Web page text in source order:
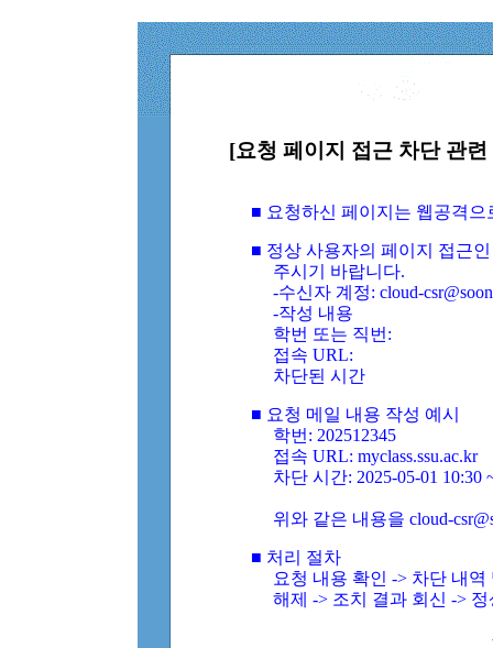
[요청 페이지 접근 차단 관
■ 요청하신 페이지는 웹공격
■ 정상 사용자의 페이지 접근
주시기 바랍니다.
-수신자 계정: cloud-
-작성 내용
학번 또는 직번:
접속 URL:
차단된 시간
■ 요청 메일 내용 작성 예시
학번: 202512345
접속 URL: myclass.ssu.ac.kr
차단 시간: 2025-05-01 10:30
위와 같은 내용을 cloud-
■ 처리 절차
요청 내용 확인 -> 차단 내
해제 -> 조치 결과 회신 ->